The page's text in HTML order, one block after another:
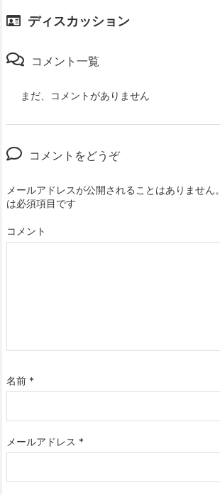
ディスカッション
コメント一覧
まだ、コメントがありません
コメントをどうぞ
メールアドレスが公開されることはありません。
は必須項目です
コメント
名前 *
メールアドレス *